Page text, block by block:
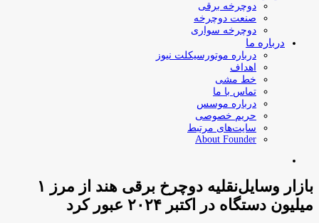
دوچرخه برقی
صنعت دوچرخه
دوچرخه سواری
درباره ما
درباره موتورسیکلت نیوز
اهداف
خط مشی
تماس با ما
درباره موسس
حریم خصوصی
سایت‌های مرتبط
About Founder
بازار وسایل‌نقلیه دوچرخ برقی هند از مرز ۱
میلیون دستگاه در اکتبر ۲۰۲۴ عبور کرد